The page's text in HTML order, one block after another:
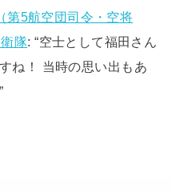
第5航空団司令・空将
隊: “空士として福田さん
ね！ 当時の思い出もあ
”